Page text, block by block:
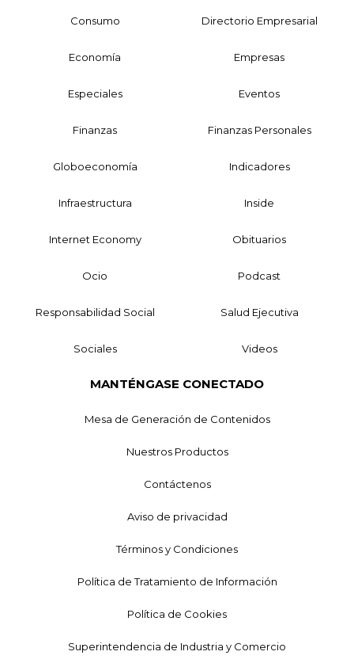
Consumo Directorio Empresarial
Economía Empresas
Especiales Eventos
Finanzas Finanzas Personales
Globoeconomía Indicadores
Infraestructura Inside
Internet Economy Obituarios
Ocio Podcast
Responsabilidad Social Salud Ejecutiva
Sociales Videos
MANTÉNGASE CONECTADO
Mesa de Generación de Contenidos
Nuestros Productos
Contáctenos
Aviso de privacidad
Términos y Condiciones
Política de Tratamiento de Información
Política de Cookies
Superintendencia de Industria y Comercio